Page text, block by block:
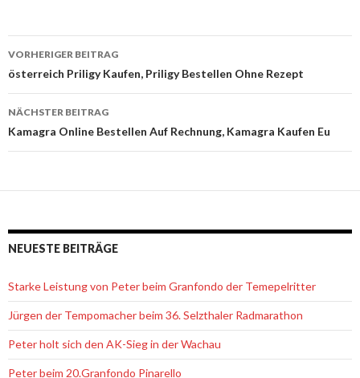
Beitrags-
Navigation
VORHERIGER BEITRAG
österreich Priligy Kaufen, Priligy Bestellen Ohne Rezept
NÄCHSTER BEITRAG
Kamagra Online Bestellen Auf Rechnung, Kamagra Kaufen Eu
NEUESTE BEITRÄGE
Starke Leistung von Peter beim Granfondo der Temepelritter
Jürgen der Tempomacher beim 36. Selzthaler Radmarathon
Peter holt sich den AK-Sieg in der Wachau
Peter beim 20.Granfondo Pinarello